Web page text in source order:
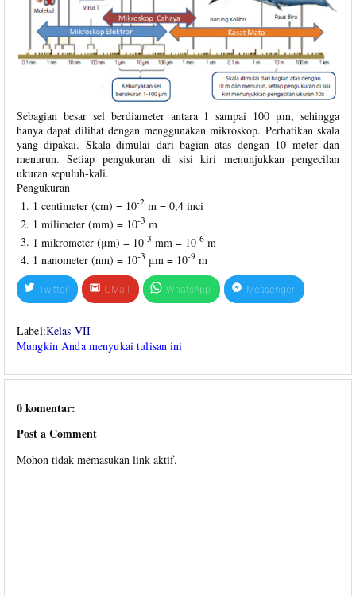
Sebagian besar sel berdiameter antara 1 sampai 100 μm, sehingga
hanya dapat dilihat dengan menggunakan mikroskop. Perhatikan skala
yang dipakai. Skala dimulai dari bagian atas dengan 10 meter dan
menurun. Setiap pengukuran di sisi kiri menunjukkan pengecilan
ukuran sepuluh-kali.
Pengukuran
1 centimeter (cm) = 10-2 m = 0,4 inci
1 milimeter (mm) = 10-3 m
1 mikrometer (μm) = 10-3 mm = 10-6 m
1 nanometer (nm) = 10-3 μm = 10-9 m
Twitter GMail WhatsApp Messenger
Label:Kelas VII
Mungkin Anda menyukai tulisan ini
0 komentar:
Post a Comment
Mohon tidak memasukan link aktif.